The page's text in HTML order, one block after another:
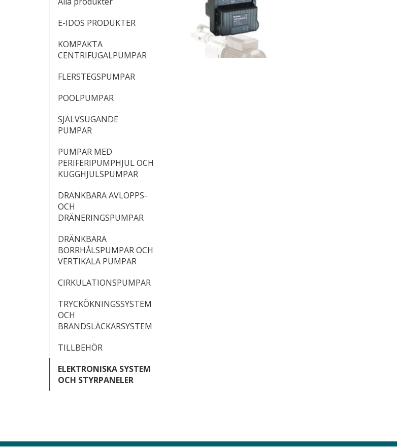
E-IDOS PRODUKTER
KOMPAKTA
CENTRIFUGALPUMPAR
FLERSTEGSPUMPAR
POOLPUMPAR
SJÄLVSUGANDE
PUMPAR
PUMPAR MED
PERIFERIPUMPHJUL OCH
KUGGHJULSPUMPAR
DRÄNKBARA AVLOPPS-
OCH
DRÄNERINGSPUMPAR
DRÄNKBARA
BORRHÅLSPUMPAR OCH
VERTIKALA PUMPAR
CIRKULATIONSPUMPAR
TRYCKÖKNINGSSYSTEM
OCH
BRANDSLÄCKARSYSTEM
TILLBEHÖR
ELEKTRONISKA SYSTEM
OCH STYRPANELER